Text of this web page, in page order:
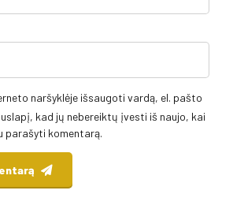
naršyklėje išsaugoti vardą, el. pašto
kad jų nebereiktų įvesti iš naujo, kai
parašyti komentarą.